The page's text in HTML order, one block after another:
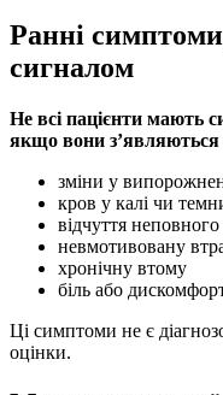
Ранні
сигналом
Не всі пацієнти мають
якщо вони
зміни у
кров у калі чи
відчуття
невмотивовану
хронічну втому
біль або
Ці симптоми не є
оцінки.